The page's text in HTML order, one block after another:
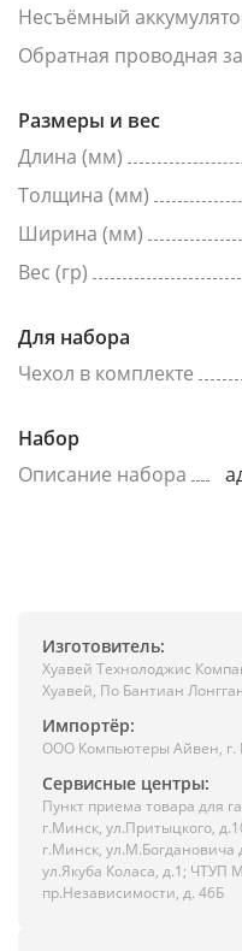
Несъёмный
Обратная проводная
Размеры и вес
Длина (мм)
Толщина (мм)
Ширина (мм)
Вес (гр)
Для набора
Чехол в комплекте
Набор
Описание набора
Изготовитель:
Хуавей Технолоджис
Хуавей, По Бантиан
Импортёр:
ООО Компьютеры Айвен, г.
Сервисные центры:
Пункт приема товара для
г.Минск, ул.Притыцкого,
г.Минск,
ул.Якуба Коласа, д.1; ЧТУП
пр.Независимости, д. 46Б